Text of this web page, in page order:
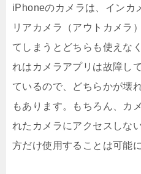
iPhoneのカメラは、インカ
リアカメラ（アウトカメラ
てしまうとどちらも使えな
れはカメラアプリは故障し
ているので、どちらかが壊
もあります。もちろん、カ
れたカメラにアクセスしな
方だけ使用することは可能